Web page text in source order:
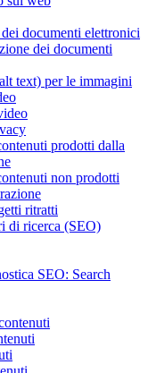
documenti elettronici
dei documenti
text) per le immagini
prodotti dalla
non prodotti
ritratti
di ricerca (SEO)
SEO: Search